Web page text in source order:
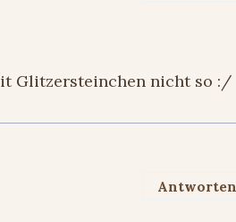
Glitzersteinchen nicht so :/
Antworten